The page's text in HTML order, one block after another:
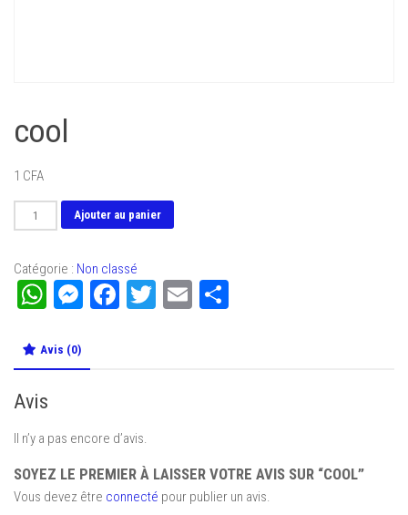
cool
1 CFA
quantité
de
Ajouter au panier
Catégorie : Non classé
WhatsApp
Messenger
Facebook
Twitter
Email
Avis (0)
Avis
Il n’y a pas encore d’avis.
SOYEZ LE PREMIER À LAISSER VOTRE AVIS SUR “COOL”
Vous devez être connecté pour publier un avis.